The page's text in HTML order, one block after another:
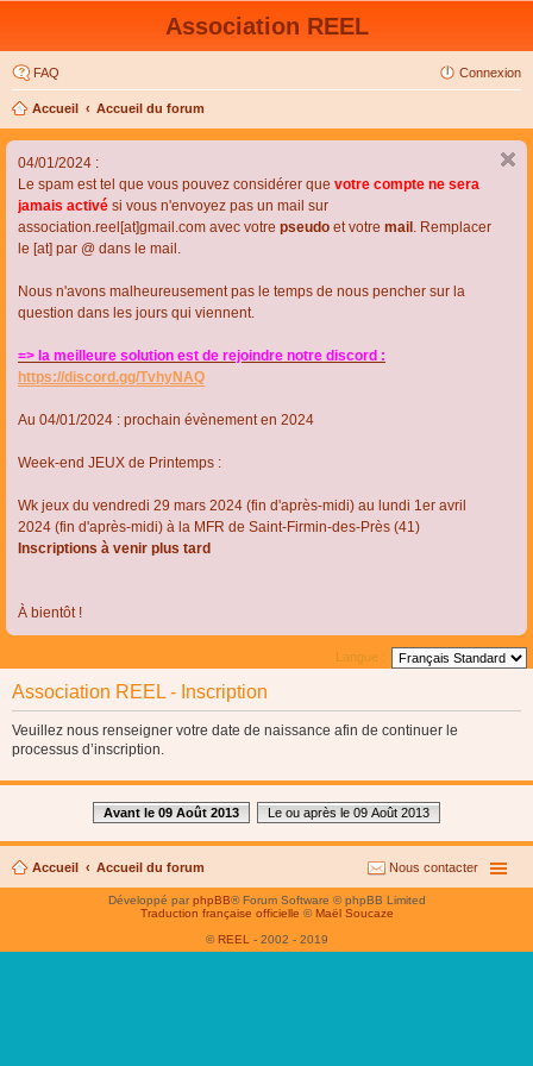
Association REEL
FAQ Connexion
Accueil Accueil du forum
04/01/2024 :
Le spam est tel que vous pouvez considérer que votre compte ne sera
jamais activé si vous n'envoyez pas un mail sur
association.reel[at]gmail.com avec votre pseudo et votre mail . Remplacer
le [at] par @ dans le mail.
Nous n'avons malheureusement pas le temps de nous pencher sur la
question dans les jours qui viennent.
=> la meilleure solution est de rejoindre notre discord :
https://discord.gg/TvhyNAQ
Au 04/01/2024 : prochain évènement en 2024
Week-end JEUX de Printemps :
Wk jeux du vendredi 29 mars 2024 (fin d'après-midi) au lundi 1er avril
2024 (fin d'après-midi) à la MFR de Saint-Firmin-des-Près (41)
Inscriptions à venir plus tard
À bientôt !
Langue :
Association REEL - Inscription
Veuillez nous renseigner votre date de naissance afin de continuer le
processus d’inscription.
Avant le 09 Août 2013 Le ou après le 09 Août 2013
Accueil Accueil du forum Nous contacter
Développé parphpBB® Forum Software © phpBB Limited
Traduction française officielle © Maël Soucaze
© REEL - 2002 - 2019